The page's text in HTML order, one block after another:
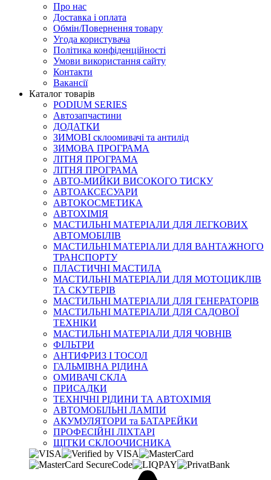
Про нас
Доставка і оплата
Обмін/Повернення товару
Угода користувача
Політика конфіденційності
Умови використання сайту
Контакти
Вакансії
Каталог товарів
PODIUM SERIES
Автозапчастини
ДОДАТКИ
ЗИМОВІ склоомивачі та антилід
ЗИМОВА ПРОГРАМА
ЛІТНЯ ПРОГРАМА
ЛІТНЯ ПРОГРАМА
АВТО-МИЙКИ ВИСОКОГО ТИСКУ
АВТОАКСЕСУАРИ
АВТОКОСМЕТИКА
АВТОХІМІЯ
МАСТИЛЬНІ МАТЕРІАЛИ ДЛЯ ЛЕГКОВИХ
АВТОМОБІЛІВ
МАСТИЛЬНІ МАТЕРІАЛИ ДЛЯ ВАНТАЖНОГО
ТРАНСПОРТУ
ПЛАСТИЧНІ МАСТИЛА
МАСТИЛЬНІ МАТЕРІАЛИ ДЛЯ МОТОЦИКЛІВ
ТА СКУТЕРІВ
МАСТИЛЬНІ МАТЕРІАЛИ ДЛЯ ГЕНЕРАТОРІВ
МАСТИЛЬНІ МАТЕРІАЛИ ДЛЯ САДОВОЇ
ТЕХНІКИ
МАСТИЛЬНІ МАТЕРІАЛИ ДЛЯ ЧОВНІВ
ФІЛЬТРИ
АНТИФРИЗ І ТОСОЛ
ГАЛЬМІВНА РІДИНА
ОМИВАЧІ СКЛА
ПРИСАДКИ
ТЕХНІЧНІ РІДИНИ ТА АВТОХІМІЯ
АВТОМОБІЛЬНІ ЛАМПИ
АКУМУЛЯТОРИ та БАТАРЕЙКИ
ПРОФЕСІЙНІ ЛІХТАРІ
ЩІТКИ СКЛООЧИСНИКА